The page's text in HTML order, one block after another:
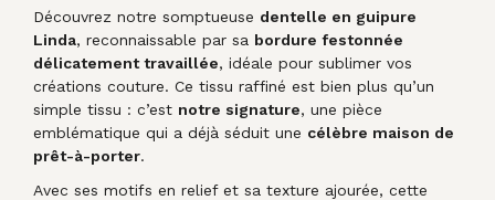
Découvrez notre somptueuse dentelle en guipure
Linda, reconnaissable par sa bordure festonnée
délicatement travaillée, idéale pour sublimer vos
créations couture. Ce tissu raffiné est bien plus qu’un
simple tissu : c’est notre signature, une pièce
emblématique qui a déjà séduit une célèbre maison de
prêt-à-porter.
Avec ses motifs en relief et sa texture ajourée, cette